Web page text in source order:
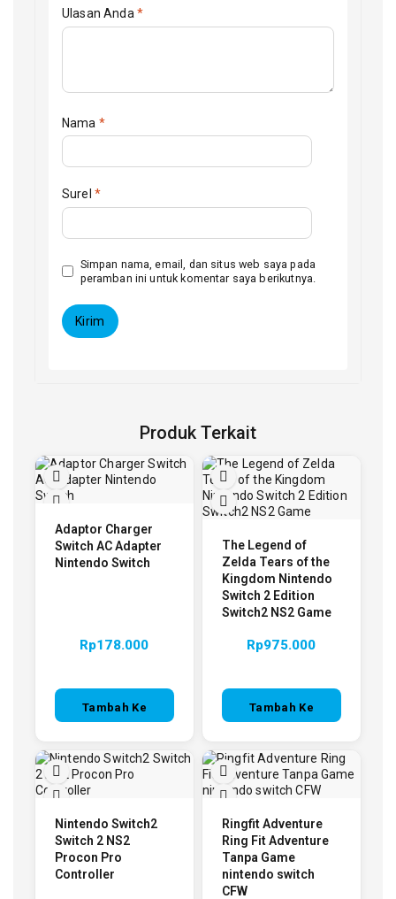
Ulasan Anda *
Nama *
Surel *
Simpan nama, email, dan situs web saya pada
peramban ini untuk komentar saya berikutnya.
Produk Terkait
Adaptor Charger
Switch AC Adapter
Nintendo Switch
Rp178.000
Tambah Ke
The Legend of
Zelda Tears of the
Kingdom Nintendo
Switch 2 Edition
Switch2 NS2 Game
Rp975.000
Tambah Ke
Nintendo Switch2
Switch 2 NS2
Procon Pro
Controller
Ringfit Adventure
Ring Fit Adventure
Tanpa Game
nintendo switch
CFW